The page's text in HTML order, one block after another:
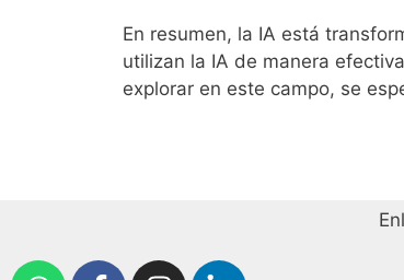
En resumen, la IA está
utilizan la IA de manera
explorar en este campo, se